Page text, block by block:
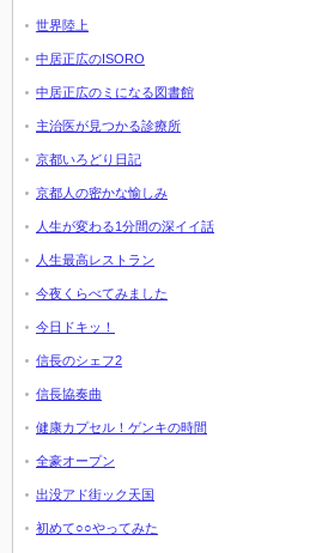
世界陸上
中居正広のISORO
中居正広のミになる図書館
主治医が見つかる診療所
京都いろどり日記
京都人の密かな愉しみ
人生が変わる1分間の深イイ話
人生最高レストラン
今夜くらべてみました
今日ドキッ！
信長のシェフ2
信長協奏曲
健康カプセル！ゲンキの時間
全豪オープン
出没アド街ック天国
初めて○○やってみた